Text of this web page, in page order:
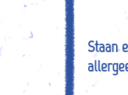
Staan